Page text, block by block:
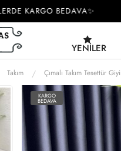
KARGO BEDAVA✨
YENILER
Takım Çımalı Takım Tesettür
KARGO
BEDAVA